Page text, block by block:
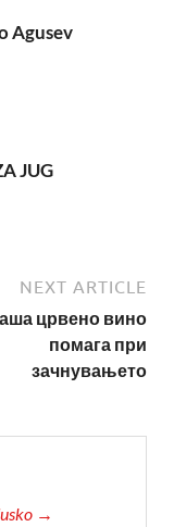
Agusev
JUG
NEXT ARTICLE
црвено вино
помага при
зачнувањето
→